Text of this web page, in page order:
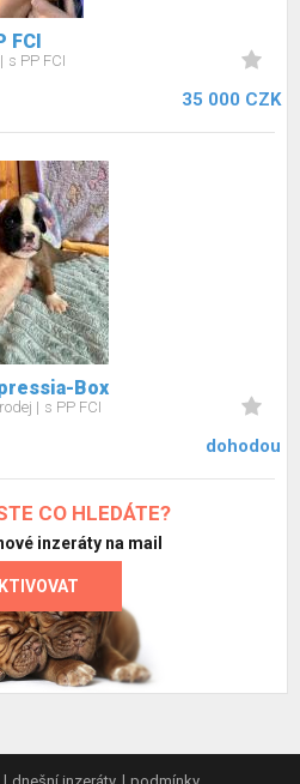
FCI
s PP FCI
35 000 CZK
Box
s PP FCI
dohodou
CO HLEDÁTE?
inzeráty na mail